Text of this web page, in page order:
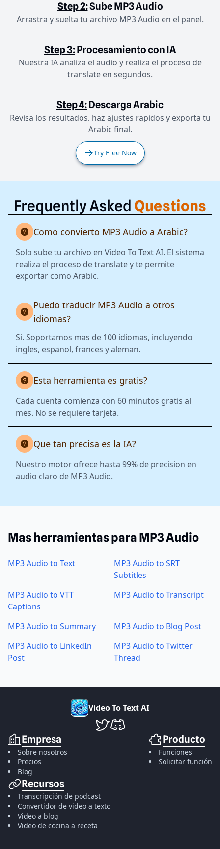
Step 2:Sube MP3 Audio
Arrastra y suelta tu archivo MP3 Audio en el panel.
Step 3:Procesamiento con IA
Nuestra IA analiza el audio y realiza el proceso de
translate en segundos.
Step 4:Descarga Arabic
Revisa los resultados, haz ajustes rapidos y exporta tu
Arabic final.
Try Free Now
Frequently Asked Questions
Como convierto MP3 Audio a Arabic?
Solo sube tu archivo en Video To Text AI. El sistema
realiza el proceso de translate y te permite
exportar como Arabic.
Puedo traducir MP3 Audio a otros
idiomas?
Si. Soportamos mas de 100 idiomas, incluyendo
ingles, espanol, frances y aleman.
Esta herramienta es gratis?
Cada cuenta comienza con 60 minutos gratis al
mes. No se requiere tarjeta.
Que tan precisa es la IA?
Nuestro motor ofrece hasta 99% de precision en
audio claro de MP3 Audio.
Mas herramientas para MP3 Audio
MP3 Audio to Text
MP3 Audio to SRT
Subtitles
MP3 Audio to VTT
Captions
MP3 Audio to Transcript
MP3 Audio to Summary
MP3 Audio to Blog Post
MP3 Audio to LinkedIn
Post
MP3 Audio to Twitter
Thread
VideoToTextAI
VideoToTextAI en Twitter
VideoToTextAI en Discord
Empresa
Sobre nosotros
Precios
Blog
Producto
Funciones
Solicitar función
Recursos
Transcripción de podcast
Convertidor de video a texto
Video a blog
Video de cocina a receta